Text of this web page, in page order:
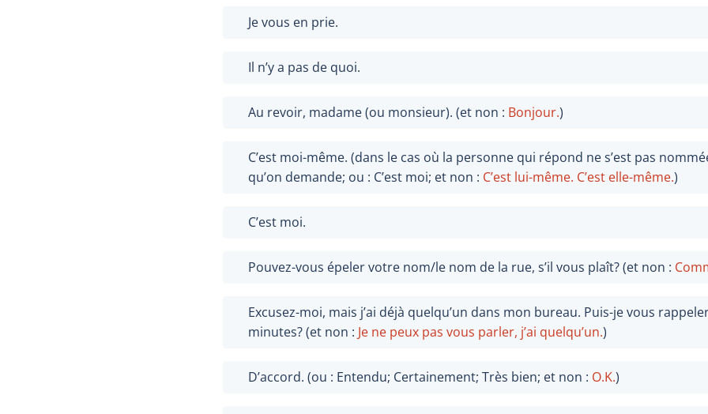
Je vous en prie.
Il n’y a pas de quoi.
Au revoir, madame (ou monsieur). (et non : Bonjour.)
C’est moi-même. (dans le cas où la personne qui répond ne s’est pas
qu’on demande; ou : C’est moi; et non : C’est lui-même. C’est elle-même.)
C’est moi.
Pouvez-vous épeler votre nom/le nom de la rue, s’il vous plaît? (et non :
Excusez-moi, mais j’ai déjà quelqu’un dans mon bureau. Puis-je vous
minutes? (et non : Je ne peux pas vous parler, j’ai quelqu’un.)
D’accord. (ou : Entendu; Certainement; Très bien; et non : O.K.)